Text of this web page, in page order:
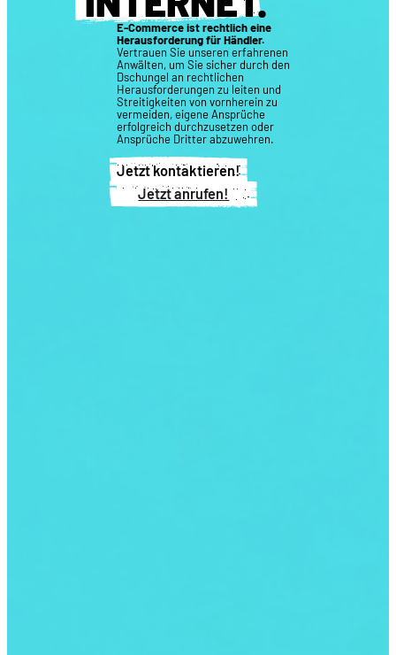
E-Commerce ist rechtlich eine
Herausforderung für Händler.
Vertrauen Sie unseren erfahrenen
Anwälten, um Sie sicher durch den
Dschungel an rechtlichen
Herausforderungen zu leiten und
Streitigkeiten von vornherein zu
vermeiden, eigene Ansprüche
erfolgreich durchzusetzen oder
Ansprüche Dritter abzuwehren.
Jetzt kontaktieren!
Jetzt anrufen!